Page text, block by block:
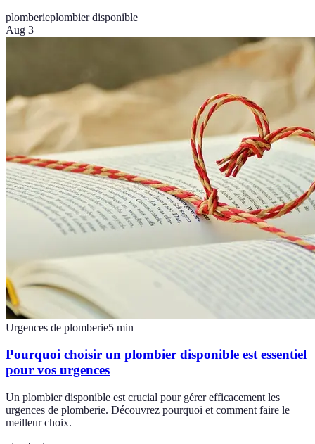
plomberieplombier disponible
Aug 3
Urgences de plomberie5 min
Pourquoi choisir un plombier disponible est essentiel
pour vos urgences
Un plombier disponible est crucial pour gérer efficacement les
urgences de plomberie. Découvrez pourquoi et comment faire le
meilleur choix.